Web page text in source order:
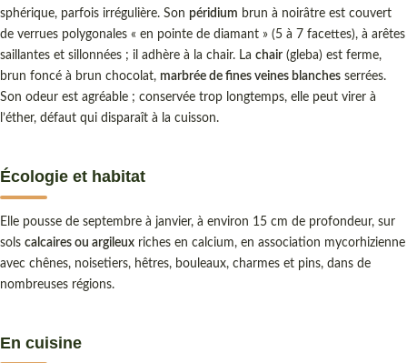
sphérique, parfois irrégulière. Son péridium brun à noirâtre est couvert
de verrues polygonales « en pointe de diamant » (5 à 7 facettes), à arêtes
saillantes et sillonnées ; il adhère à la chair. La chair (gleba) est ferme,
brun foncé à brun chocolat, marbrée de fines veines blanches serrées.
Son odeur est agréable ; conservée trop longtemps, elle peut virer à
l’éther, défaut qui disparaît à la cuisson.
Écologie et habitat
Elle pousse de septembre à janvier, à environ 15 cm de profondeur, sur
sols calcaires ou argileux riches en calcium, en association mycorhizienne
avec chênes, noisetiers, hêtres, bouleaux, charmes et pins, dans de
nombreuses régions.
En cuisine